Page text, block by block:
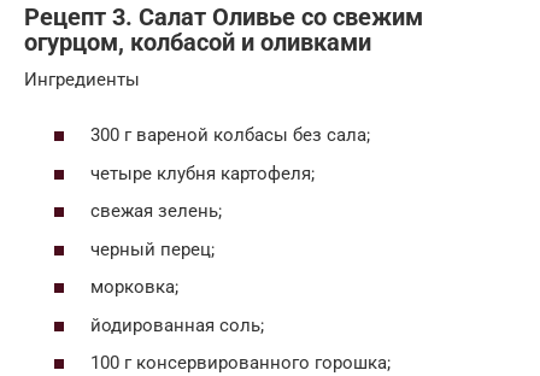
Рецепт 3. Салат Оливье со свежим
огурцом, колбасой и оливками
Ингредиенты
300 г вареной колбасы без сала;
четыре клубня картофеля;
свежая зелень;
черный перец;
морковка;
йодированная соль;
100 г консервированного горошка;